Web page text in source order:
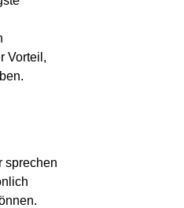
Vorteil,
sprechen